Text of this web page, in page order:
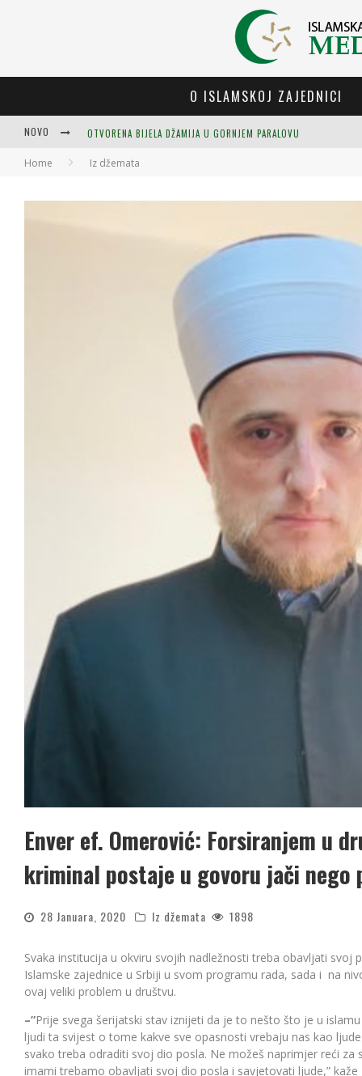
O ISLAMSKOJ ZAJEDNICI
NOVO OTVORENA BIJELA DŽAMIJA U GORNJEM PARALOVU
Home Iz džemata
Enver ef. Omerović: Forsiranjem u
kriminal postaje u govoru jači
28 Januara, 2020 Iz džemata 1898
Svaka institucija u okviru svojih nadležnosti treba obavljati svoj
Islamske zajednice u Srbiji u svom programu rada, sada i na
ovaj veliki problem u društvu.
–”Prije svega šerijatski stav iznijeti da je to nešto što je u
ljudi ta svijest o tome kakve sve opasnosti vrebaju nas kao
svako treba odraditi svoj dio posla. Ne možeš naprimjer reći
imami trebamo obavljati svoj dio posla i savjetovati ljude,”